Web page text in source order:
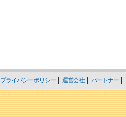
プライバシーポリシー 運営会社 パートナー